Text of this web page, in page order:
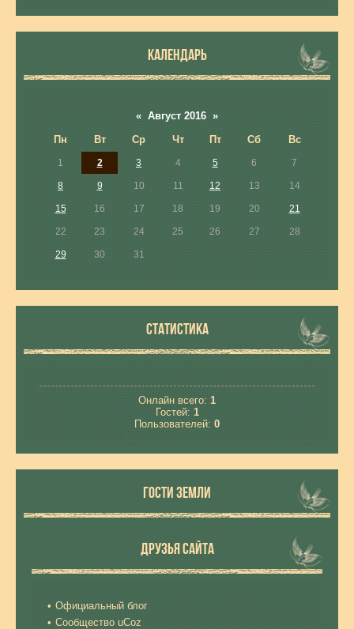
КАЛЕНДАРЬ
« Август 2016 »
Пн
Вт Ср Чт Пт Сб Вс
1 2 3 4 5 6 7
8 9 10 11 12 13 14
15 16 17 18 19 20 21
22 23 24 25 26 27 28
29 30 31
СТАТИСТИКА
Онлайн всего: 1
Гостей: 1
Пользователей: 0
ГОСТИ ЗЕМЛИ
ДРУЗЬЯ САЙТА
Официальный блог
Сообщество uCoz